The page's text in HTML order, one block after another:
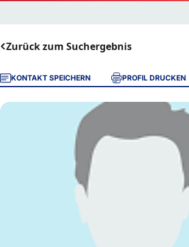
Zurück zum Suchergebnis
KONTAKT SPEICHERN PROFIL DRUCKEN